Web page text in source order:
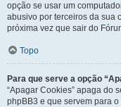
opção se usar um
abusivo por terceiros da sua
próxima vez que sair do
Topo
Para que serve a opção
“Apagar Cookies” apaga do
phpBB3 e que servem para